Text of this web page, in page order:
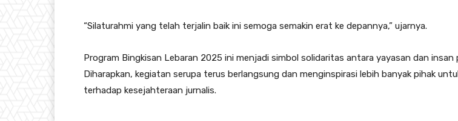
“Silaturahmi yang telah terjalin baik ini semoga semakin erat ke depannya,” ujarnya.
Program Bingkisan Lebaran 2025 ini menjadi simbol solidaritas antara yayasan dan insan
Diharapkan, kegiatan serupa terus berlangsung dan menginspirasi lebih banyak pihak
terhadap kesejahteraan jurnalis.